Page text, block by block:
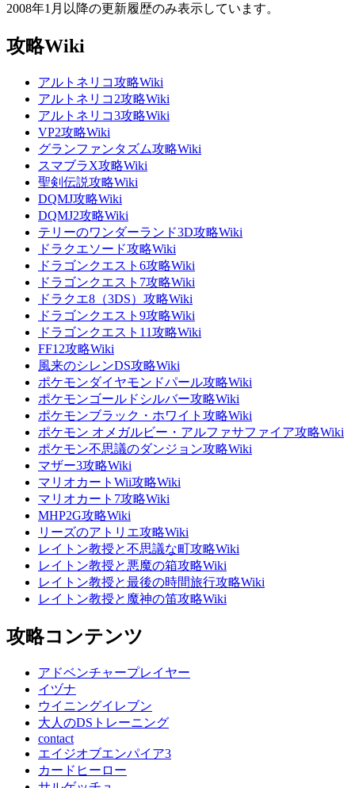
2008年1月以降の更新履歴のみ表示しています。
攻略Wiki
アルトネリコ攻略Wiki
アルトネリコ2攻略Wiki
アルトネリコ3攻略Wiki
VP2攻略Wiki
グランファンタズム攻略Wiki
スマブラX攻略Wiki
聖剣伝説攻略Wiki
DQMJ攻略Wiki
DQMJ2攻略Wiki
テリーのワンダーランド3D攻略Wiki
ドラクエソード攻略Wiki
ドラゴンクエスト6攻略Wiki
ドラゴンクエスト7攻略Wiki
ドラクエ8（3DS）攻略Wiki
ドラゴンクエスト9攻略Wiki
ドラゴンクエスト11攻略Wiki
FF12攻略Wiki
風来のシレンDS攻略Wiki
ポケモンダイヤモンドパール攻略Wiki
ポケモンゴールドシルバー攻略Wiki
ポケモンブラック・ホワイト攻略Wiki
ポケモン オメガルビー・アルファサファイア攻略Wiki
ポケモン不思議のダンジョン攻略Wiki
マザー3攻略Wiki
マリオカートWii攻略Wiki
マリオカート7攻略Wiki
MHP2G攻略Wiki
リーズのアトリエ攻略Wiki
レイトン教授と不思議な町攻略Wiki
レイトン教授と悪魔の箱攻略Wiki
レイトン教授と最後の時間旅行攻略Wiki
レイトン教授と魔神の笛攻略Wiki
攻略コンテンツ
アドベンチャープレイヤー
イヅナ
ウイニングイレブン
大人のDSトレーニング
contact
エイジオブエンパイア3
カードヒーロー